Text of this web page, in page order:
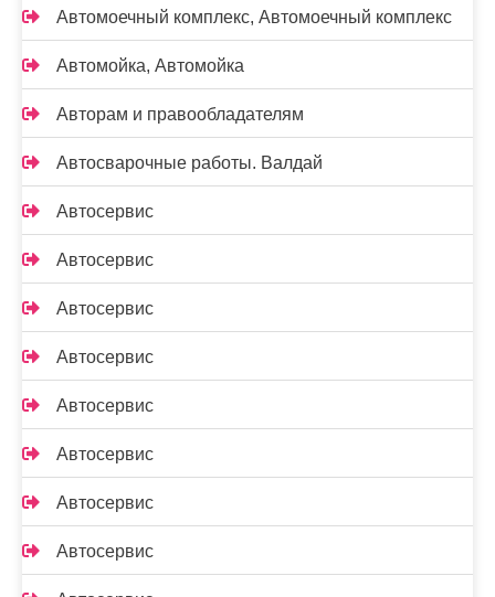
Автомоечный комплекс, Автомоечный комплекс
Автомойка, Автомойка
Авторам и правообладателям
Автосварочные работы. Валдай
Автосервис
Автосервис
Автосервис
Автосервис
Автосервис
Автосервис
Автосервис
Автосервис